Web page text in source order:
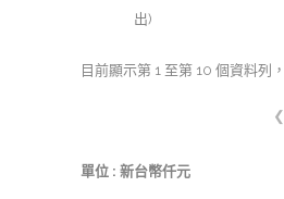
出)
目前顯示第 1 至第 10 個資料列
❮
單位 : 新台幣仟元